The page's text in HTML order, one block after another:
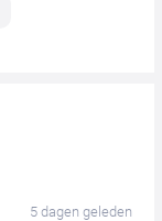
5 dagen geleden